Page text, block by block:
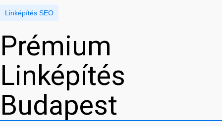
Linképítés SEO
Prémium
Linképítés
Budapest